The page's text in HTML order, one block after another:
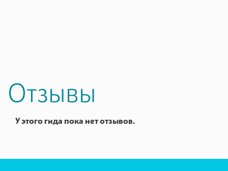
Отзывы
У этого гида пока нет отзывов.